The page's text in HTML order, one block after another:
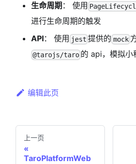
生命周期 ： 使用
进行生命周期的触发
API： 使用 jest 提供的 mock
@tarojs/taro 的 api，模拟小
编辑此页
上一页
TaroPlatformWeb